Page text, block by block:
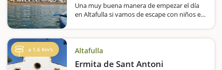
Una muy buena manera de empezar el día
en Altafulla si vamos de escape con niños es
por su arena fina, por la poca profundidad
de sus aguas y por su atmósfera…
a 1,6 Km's Altafulla
Ermita de Sant Antoni